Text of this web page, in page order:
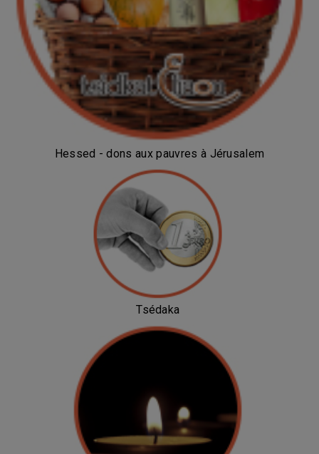
Hessed - dons aux pauvres à Jérusalem
Tsédaka